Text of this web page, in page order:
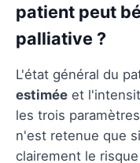
patient peut
palliative ?
L'état général du
estimée et
les trois
n'est retenue que
clairement le